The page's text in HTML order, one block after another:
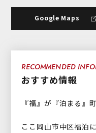
Google Maps
RECOMMENDED
おすすめ情報
『福』が『泊まる』
ここ岡山市中区福泊